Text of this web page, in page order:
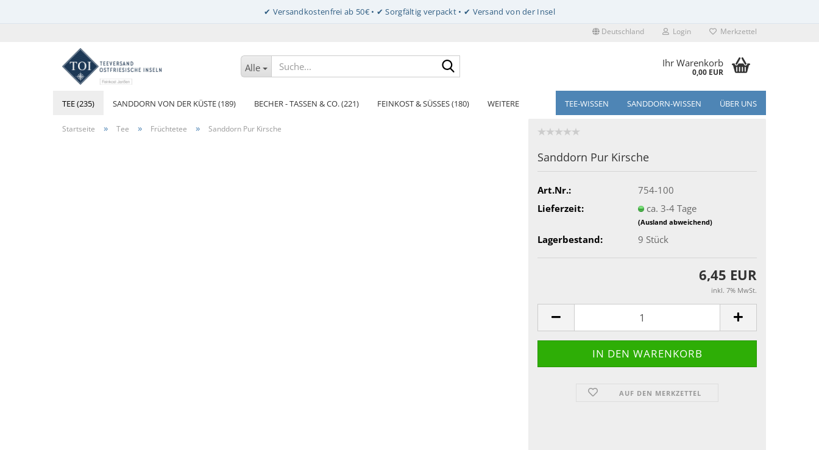
Deutschland Login Merkzettel
Alle Ihr Warenkorb
0,00 EUR
TEE (235) SANDDORN VON DER KÜSTE (189) BECHER - TASSEN & CO. (221) FEINKOST & SÜSSES (180) TEE-WISSEN SANDDORN-WISSEN ÜBER UNS
WEITERE
Startseite » Tee » Früchtetee » Sanddorn Pur Kirsche
Sanddorn Pur Kirsche
Art.Nr.:
754-100
Lieferzeit:
ca. 3-4 Tage
(Ausland abweichend)
Lagerbestand: 9 Stück
6,45 EUR
inkl. 7% MwSt.
AUF DEN MERKZETTEL